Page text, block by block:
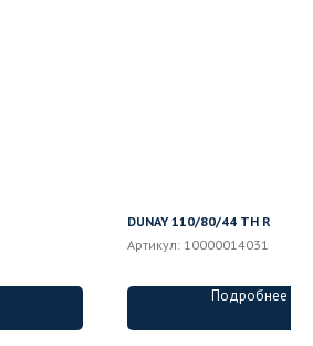
DUNAY 110/80/44 ТН R
Артикул: 10000014031
Подробнее